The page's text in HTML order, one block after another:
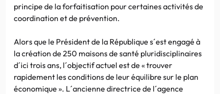
principe de la forfaitisation pour certaines activités de
coordination et de prévention.
Alors que le Président de la République s´est engagé à
la création de 250 maisons de santé pluridisciplinaires
d´ici trois ans, l´objectif actuel est de « trouver
rapidement les conditions de leur équilibre sur le plan
économique ». L´ancienne directrice de l´agence